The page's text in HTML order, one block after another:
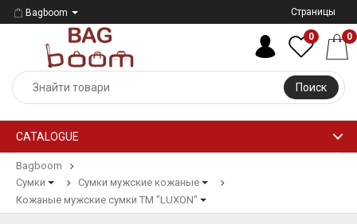
Bagboom Страницы
Поиск
0 0
CATALOGUE
Bagboom
Сумки
Сумки мужские кожаные
Кожаные мужские сумки ТМ "LUXON"